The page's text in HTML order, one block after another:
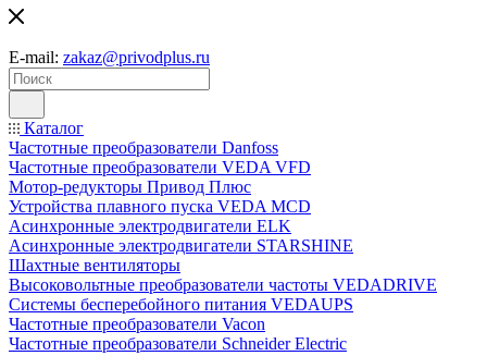
E-mail: zakaz@privodplus.ru
Каталог
Частотные преобразователи Danfoss
Частотные преобразователи VEDA VFD
Мотор-редукторы Привод Плюс
Устройства плавного пуска VEDA MCD
Асинхронные электродвигатели ELK
Асинхронные электродвигатели STARSHINE
Шахтные вентиляторы
Высоковольтные преобразователи частоты VEDADRIVE
Системы бесперебойного питания VEDAUPS
Частотные преобразователи Vacon
Частотные преобразователи Schneider Electric